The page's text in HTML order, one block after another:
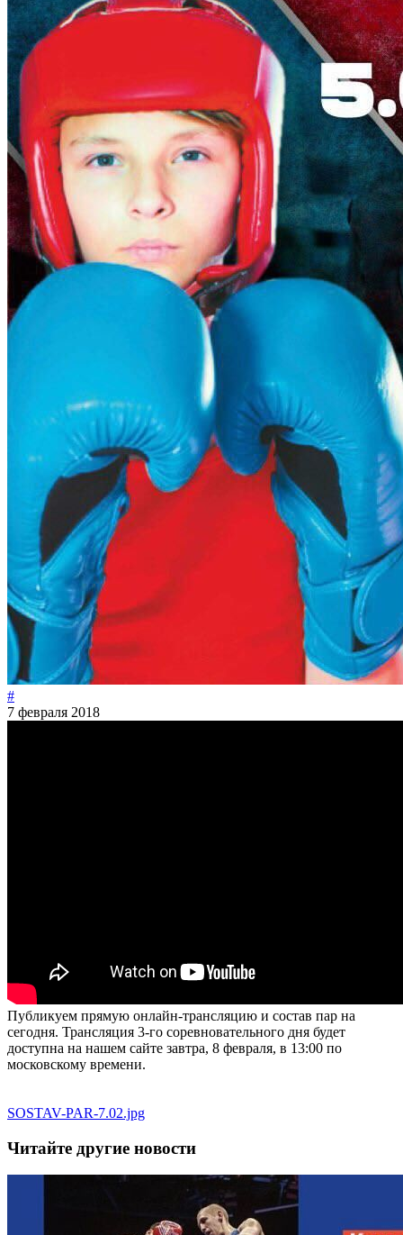
#
7 февраля 2018
Публикуем прямую онлайн-трансляцию и состав пар на
сегодня. Трансляция 3-го соревновательного дня будет
доступна на нашем сайте завтра, 8 февраля, в 13:00 по
московскому времени.
SOSTAV-PAR-7.02.jpg
Читайте другие новости